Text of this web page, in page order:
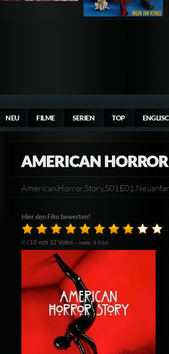
NEU FILME SERIEN TOP
AMERICAN
Hier den Film bewerten!
8 / 10 von32 Votes – Imdb: 8.0/10